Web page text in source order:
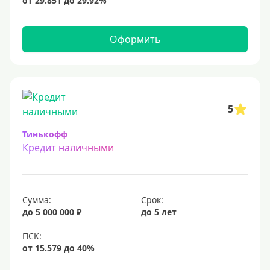
15 млн
20 млн
50 миллионов
Меньше 1 млн (руб)
15000 руб
18000 руб
20 тысяч
Оформить
5
Тинькофф
Кредит наличными
Сумма:
до 5 000 000 ₽
Срок:
до 5 лет